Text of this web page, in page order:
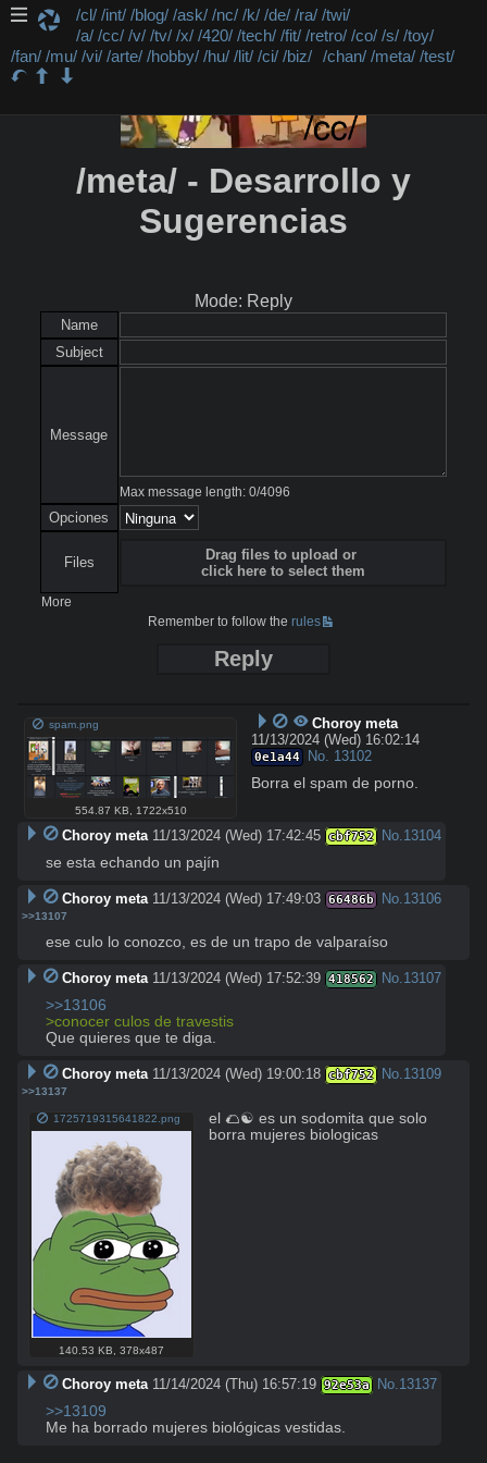
/cl/ /int/ /blog/ /ask/ /nc/ /k/ /de/ /ra/ /twi/
/a/ /cc/ /v/ /tv/ /x/ /420/ /tech/ /fit/ /retro/ /co/ /s/ /toy/
/fan/ /mu/ /vi/ /arte/ /hobby/ /hu/ /lit/ /ci/ /biz/ /chan/ /meta/ /test/
/meta/ - Desarrollo y
Sugerencias
Mode: Reply
Name
Subject
Message
Max message length: 0/4096
Opciones
Files
Drag files to upload or
click here to select them
More
Remember to follow therules
Reply
spam.png
554.87 KB 1722x510
Choroy meta
11/13/2024 (Wed) 16:02:14
0e1a44 No. 13102
Borra el spam de porno.
Choroy meta 11/13/2024 (Wed) 17:42:45 cbf752 No.13104
se esta echando un pajín
Choroy meta 11/13/2024 (Wed) 17:49:03 66486b No.13106
>>13107
ese culo lo conozco, es de un trapo de valparaíso
Choroy meta 11/13/2024 (Wed) 17:52:39 418562 No.13107
>>13106
>conocer culos de travestis
Que quieres que te diga.
Choroy meta 11/13/2024 (Wed) 19:00:18 cbf752 No.13109
>>13137
1725719315641822.png
140.53 KB ,378x487
el 🌮☯️ es un sodomita que solo
borra mujeres biologicas
Choroy meta 11/14/2024 (Thu) 16:57:19 92e53a No. 13137
>>13109
Me ha borrado mujeres biológicas vestidas.